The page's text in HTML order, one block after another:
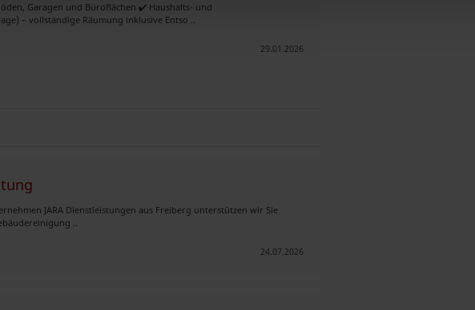
Garagen und Büroflächen ✔️ Haushalts- und
– vollständige Räumung inklusive Entso ..
29.01.2026
JARA Dienstleistungen aus Freiberg unterstützen wir Sie
..
24.07.2026